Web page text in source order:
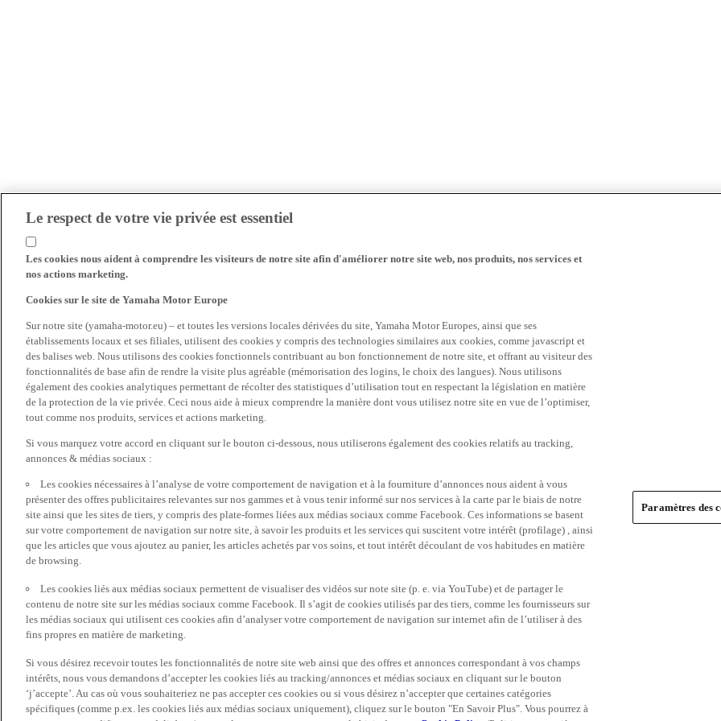
Le respect de votre vie privée est essentiel
Les cookies nous aident à comprendre les visiteurs de notre site afin d'améliorer notre site web, nos produits, nos services et
nos actions marketing.
Cookies sur le site de Yamaha Motor Europe
Sur notre site (yamaha-motor.eu) – et toutes les versions locales dérivées du site, Yamaha Motor Europes, ainsi que ses
établissements locaux et ses filiales, utilisent des cookies y compris des technologies similaires aux cookies, comme javascript et
des balises web. Nous utilisons des cookies fonctionnels contribuant au bon fonctionnement de notre site, et offrant au visiteur des
fonctionnalités de base afin de rendre la visite plus agréable (mémorisation des logins, le choix des langues). Nous utilisons
également des cookies analytiques permettant de récolter des statistiques d’utilisation tout en respectant la législation en matière
de la protection de la vie privée. Ceci nous aide à mieux comprendre la manière dont vous utilisez notre site en vue de l’optimiser,
tout comme nos produits, services et actions marketing.
Si vous marquez votre accord en cliquant sur le bouton ci-dessous, nous utiliserons également des cookies relatifs au tracking,
annonces & médias sociaux :
Les cookies nécessaires à l’analyse de votre comportement de navigation et à la fourniture d’annonces nous aident à vous
présenter des offres publicitaires relevantes sur nos gammes et à vous tenir informé sur nos services à la carte par le biais de notre
site ainsi que les sites de tiers, y compris des plate-formes liées aux médias sociaux comme Facebook. Ces informations se basent
sur votre comportement de navigation sur notre site, à savoir les produits et les services qui suscitent votre intérêt (profilage) , ainsi
que les articles que vous ajoutez au panier, les articles achetés par vos soins, et tout intérêt découlant de vos habitudes en matière
de browsing.
Les cookies liés aux médias sociaux permettent de visualiser des vidéos sur note site (p. e. via YouTube) et de partager le
contenu de notre site sur les médias sociaux comme Facebook. Il s’agit de cookies utilisés par des tiers, comme les fournisseurs sur
les médias sociaux qui utilisent ces cookies afin d’analyser votre comportement de navigation sur internet afin de l’utiliser à des
fins propres en matière de marketing.
Si vous désirez recevoir toutes les fonctionnalités de notre site web ainsi que des offres et annonces correspondant à vos champs
intérêts, nous vous demandons d’accepter les cookies liés au tracking/annonces et médias sociaux en cliquant sur le bouton
‘j’accepte’. Au cas où vous souhaiteriez ne pas accepter ces cookies ou si vous désirez n’accepter que certaines catégories
spécifiques (comme p.ex. les cookies liés aux médias sociaux uniquement), cliquez sur le bouton "En Savoir Plus". Vous pourrez à
Paramètres des